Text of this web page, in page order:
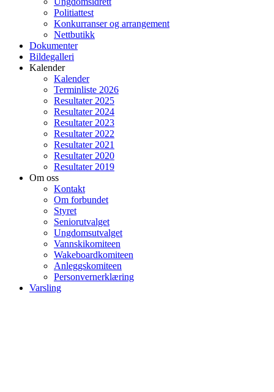
Politiattest
Konkurranser og arrangement
Nettbutikk
Dokumenter
Bildegalleri
Kalender
Kalender
Terminliste 2026
Resultater 2025
Resultater 2024
Resultater 2023
Resultater 2022
Resultater 2021
Resultater 2020
Resultater 2019
Om oss
Kontakt
Om forbundet
Styret
Seniorutvalget
Ungdomsutvalget
Vannskikomiteen
Wakeboardkomiteen
Anleggskomiteen
Personvernerklæring
Varsling